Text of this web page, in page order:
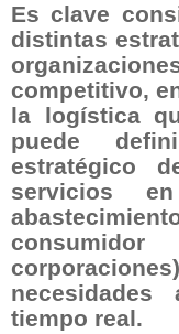
Es clave
distintas
competitivo,
la logística
puede
estratégico
servicios
tiempo real.